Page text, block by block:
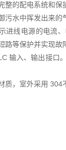
整的配电系统和
污水中挥发出来
进线电源的电流
路等保护并实现
输入、输出接口
质，室外采用 304